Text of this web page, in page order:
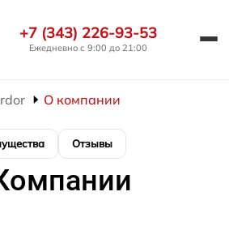
+7 (343) 226-93-53
Ежедневно с 9:00 до 21:00
О компании
Отзывы